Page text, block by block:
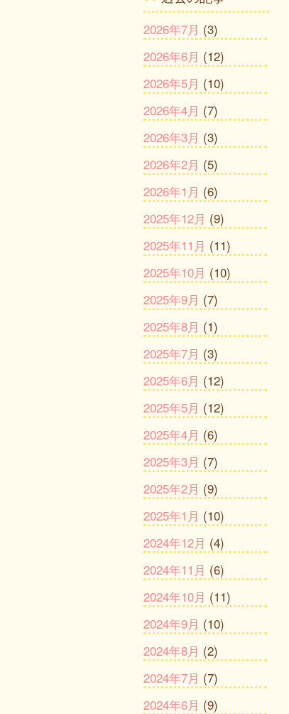
2026年7月 (3)
2026年6月 (12)
2026年5月 (10)
2026年4月 (7)
2026年3月 (3)
2026年2月 (5)
2026年1月 (6)
2025年12月 (9)
2025年11月 (11)
2025年10月 (10)
2025年9月 (7)
2025年8月 (1)
2025年7月 (3)
2025年6月 (12)
2025年5月 (12)
2025年4月 (6)
2025年3月 (7)
2025年2月 (9)
2025年1月 (10)
2024年12月 (4)
2024年11月 (6)
2024年10月 (11)
2024年9月 (10)
2024年8月 (2)
2024年7月 (7)
2024年6月 (9)